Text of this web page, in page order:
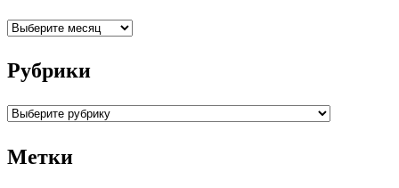
Архивы
Рубрики
Рубрики
Метки